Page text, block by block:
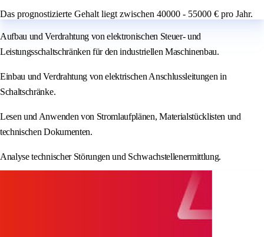
Das prognostizierte Gehalt liegt zwischen 40000 - 55000 € pro Jahr.
Aufbau und Verdrahtung von elektronischen Steuer- und
Leistungsschaltschränken für den industriellen Maschinenbau.
Einbau und Verdrahtung von elektrischen Anschlussleitungen in
Schaltschränke.
Lesen und Anwenden von Stromlaufplänen, Materialstücklisten und
technischen Dokumenten.
Analyse technischer Störungen und Schwachstellenermittlung.